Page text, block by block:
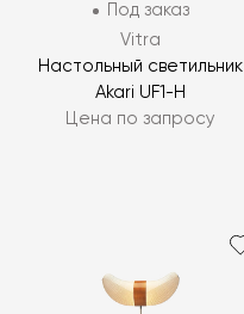
Под заказ
Vitra
Настольный светильник
Akari UF1-H
Цена по запросу